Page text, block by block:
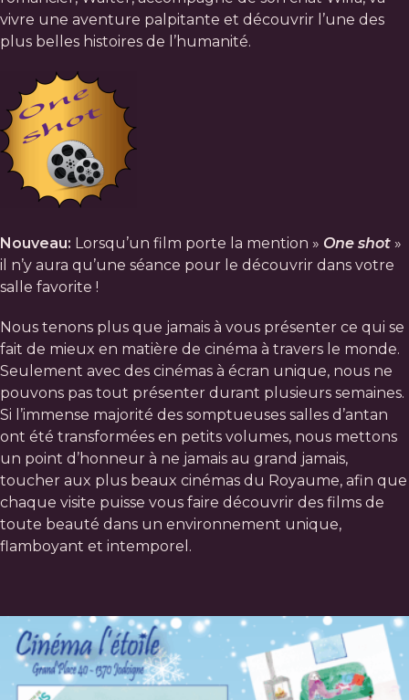
vivre une aventure palpitante et découvrir l’une des
plus belles histoires de l’humanité.
Nouveau: Lorsqu’un film porte la mention » One shot »
il n’y aura qu’une séance pour le découvrir dans votre
salle favorite !
Nous tenons plus que jamais à vous présenter ce qui se
fait de mieux en matière de cinéma à travers le monde.
Seulement avec des cinémas à écran unique, nous ne
pouvons pas tout présenter durant plusieurs semaines.
Si l’immense majorité des somptueuses salles d’antan
ont été transformées en petits volumes, nous mettons
un point d’honneur à ne jamais au grand jamais,
toucher aux plus beaux cinémas du Royaume, afin que
chaque visite puisse vous faire découvrir des films de
toute beauté dans un environnement unique,
flamboyant et intemporel.